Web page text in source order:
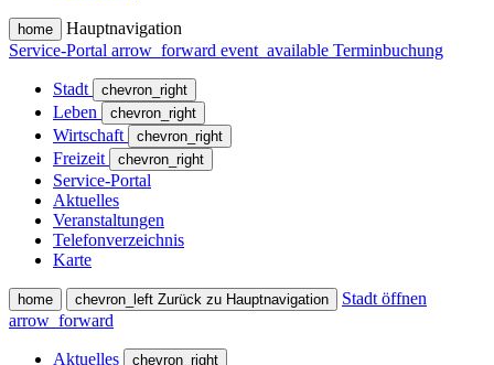
home
Hauptnavigation
Service-Portal arrow_forward event_available Terminbuchung
Stadt chevron_right
Leben chevron_right
Wirtschaft chevron_right
Freizeit chevron_right
Service-Portal
Aktuelles
Veranstaltungen
Telefonverzeichnis
Karte
home chevron_left Zurück zu Hauptnavigation
Stadt öffnen
arrow_forward
Aktuelles chevron_right